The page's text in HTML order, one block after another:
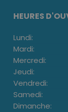
HEURES
Lundi:
Mardi:
Mercredi:
Jeudi:
Vendredi:
Samedi:
Dimanche: